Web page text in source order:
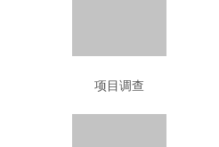
项目调查